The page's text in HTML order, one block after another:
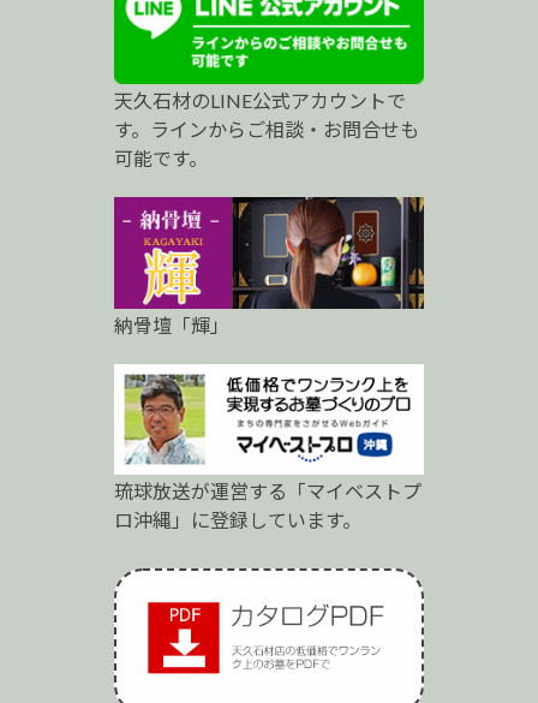
ト
ロ
天久石材のLINE公式アカウントで
す。ラインからご相談・お問合せも
可能です。
納骨壇「輝」
琉球放送が運営する「マイベストプ
ロ沖縄」に登録しています。